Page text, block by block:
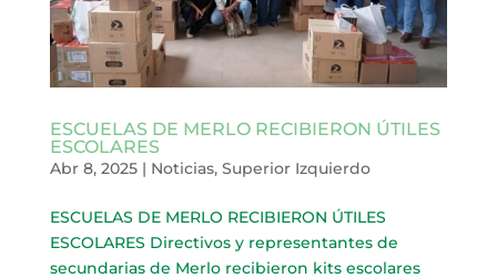
ESCUELAS DE MERLO RECIBIERON ÚTILES
ESCOLARES
Abr 8, 2025| Noticias, Superior Izquierdo
ESCUELAS DE MERLO RECIBIERON ÚTILES
ESCOLARES Directivos y representantes de
secundarias de Merlo recibieron kits escolares